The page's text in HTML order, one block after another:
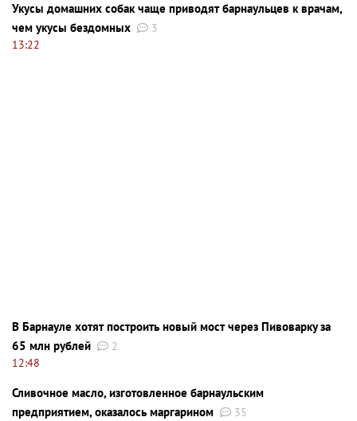
Укусы домашних собак чаще приводят барнаульцев к врачам,
чем укусы бездомных
3
13:22
В Барнауле хотят построить новый мост через Пивоварку за
65 млн рублей
2
12:48
Сливочное масло, изготовленное барнаульским
предприятием, оказалось маргарином
35